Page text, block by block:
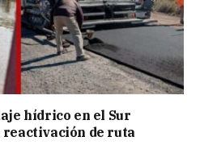
hídrico en el Sur
de ruta